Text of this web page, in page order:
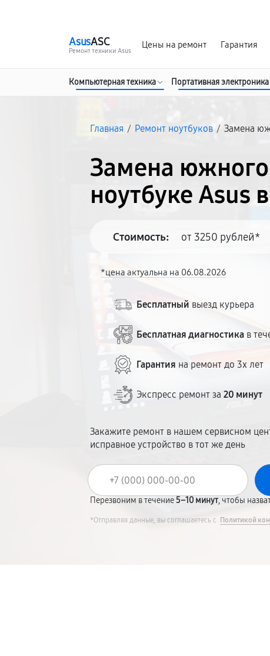
AsusASC
Ремонт техники Asus
Цены на ремонт Гарантия
Компьютерная техника Портативная электроника
Главная / Ремонт ноутбуков / Замена
Замена южного
ноутбуке Asus
Стоимость: от 3250 рублей*
*цена актуальна на 06.08.2026
Бесплатный выезд курьера
Бесплатная диагностика в
Гарантия на ремонт до 3х лет
Экспресс ремонт за20 минут
Закажите ремонт в нашем сервисном
исправное устройство в тот же день
Перезвоним в течение5–10 минут, чтобы
*Отправляя данные, вы соглашаетесь с Политикой